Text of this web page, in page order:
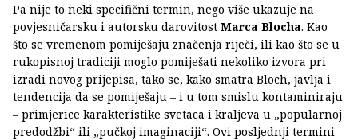
Pa nije to neki specifični termin, nego više ukazuje na
povjesničarsku i autorsku darovitost Marca Blocha. Kao
što se vremenom pomiješaju značenja riječi, ili kao što se u
rukopisnoj tradiciji moglo pomiješati nekoliko izvora pri
izradi novog prijepisa, tako se, kako smatra Bloch, javlja i
tendencija da se pomiješaju – i u tom smislu kontaminiraju
– primjerice karakteristike svetaca i kraljeva u „popularnoj
predodžbi“ ili „pučkoj imaginaciji“. Ovi posljednji termini